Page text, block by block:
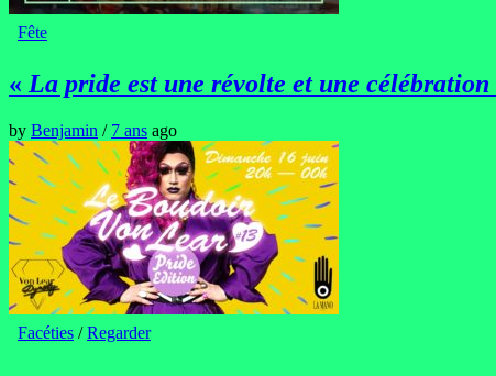
Fête
« La pride est une révolte et une célébration
by Benjamin / 7 ans ago
Facéties /Regarder